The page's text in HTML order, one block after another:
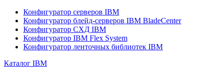
Конфигуратор серверов IBM
Конфигуратор блейд-серверов IBM BladeCenter
Конфигуратор СХД IBM
Конфигуратор IBM Flex System
Конфигуратор ленточных библиотек IBM
Каталог IBM